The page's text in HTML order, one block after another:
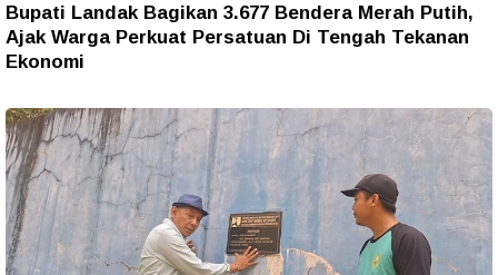
Bupati Landak Bagikan 3.677 Bendera Merah Putih,
Ajak Warga Perkuat Persatuan Di Tengah Tekanan
Ekonomi